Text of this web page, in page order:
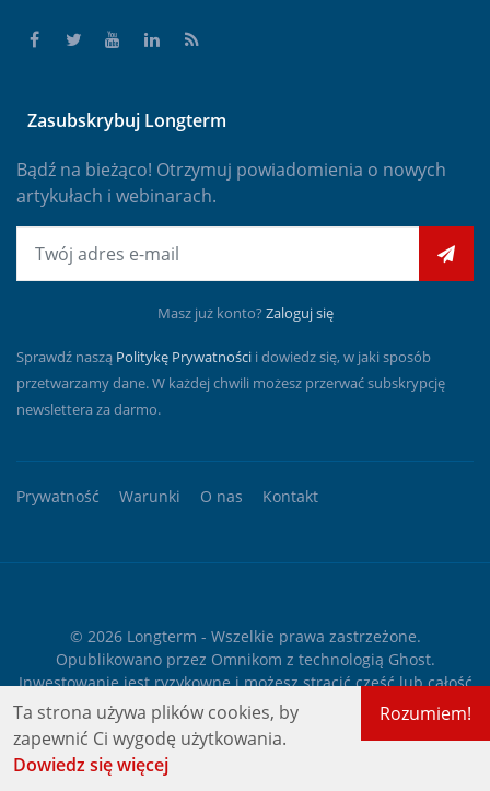
Zasubskrybuj Longterm
Bądź na bieżąco! Otrzymuj powiadomienia o nowych
artykułach i webinarach.
Masz już konto? Zaloguj się
Sprawdź naszą Politykę Prywatności i dowiedz się, w jaki sposób
przetwarzamy dane. W każdej chwili możesz przerwać subskrypcję
newslettera za darmo.
Prywatność Warunki O nas Kontakt
© 2026 Longterm - Wszelkie prawa zastrzeżone.
Opublikowano przez Omnikom z technologią Ghost.
Inwestowanie jest ryzykowne i możesz stracić część lub całość
zainwestowanego kapitału. Podane informacje służą
wyłącznie celom informacyjnym i edukacyjnym i nie stanowią
żadnego rodzaju porady finansowej ani rekomendacji
Rozumiem!
Ta strona używa plików cookies, by
zapewnić Ci wygodę użytkowania.
Dowiedz się więcej